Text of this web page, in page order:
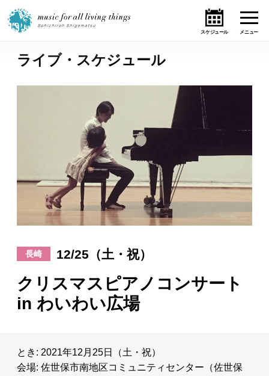
ホーム
ライブ・スケジュール
作品
オンライン・ショップ
ギャラリー
日々のレポート
プロフィール
ライブ・スケジュール
長崎 12/25（土・祝）
クリスマスピアノコンサート
in わいわい広場
とき: 2021年12月25日（土・祝）
会場: 佐世保市南地区コミュニティセンター（佐世保